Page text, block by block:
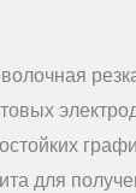
для